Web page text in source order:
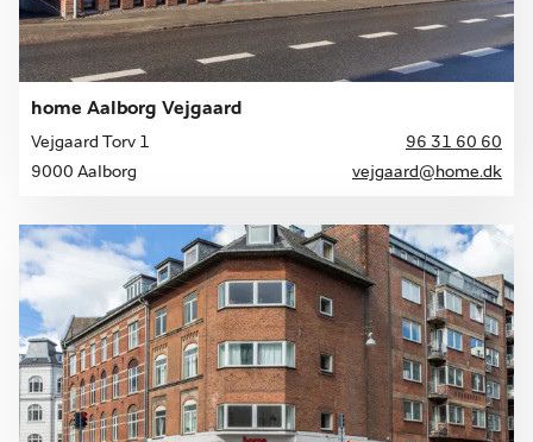
home Aalborg Vejgaard
Vejgaard Torv 1
96 31 60 60
9000 Aalborg
vejgaard@home.dk